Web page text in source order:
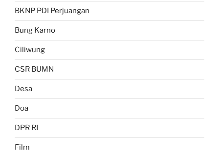
BKNP PDI Perjuangan
Bung Karno
Ciliwung
CSR BUMN
Desa
Doa
DPR RI
Film